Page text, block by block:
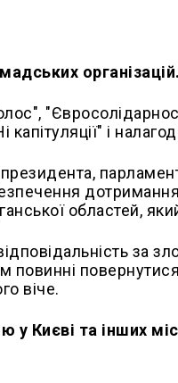
організацій.
і
областей,
за
повинні
віче.
у Києві та інших